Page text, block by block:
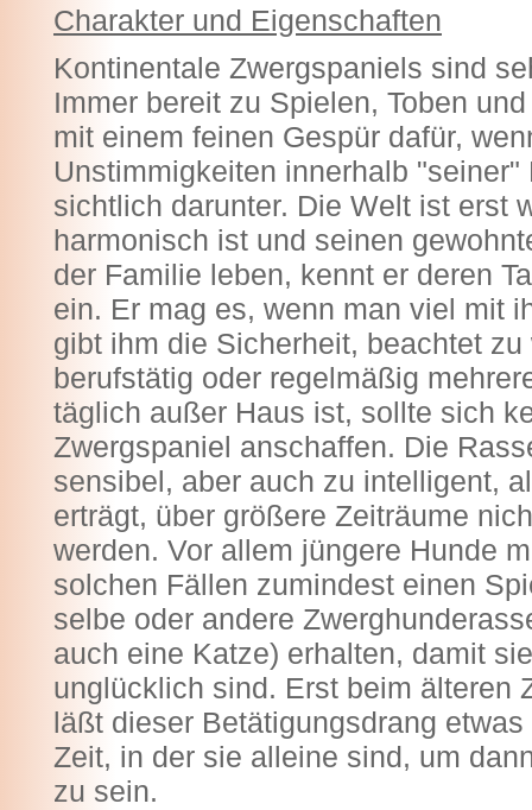
Charakter und Eigenschaften
Kontinentale Zwergspaniels sind
Immer bereit zu Spielen, Toben
mit einem feinen Gespür dafür,
Unstimmigkeiten innerhalb
sichtlich darunter. Die Welt ist erst
harmonisch ist und seinen
der Familie leben, kennt er deren
ein. Er mag es, wenn man viel mit
gibt ihm die Sicherheit, beachtet zu
berufstätig oder regelmäßig
täglich außer Haus ist, sollte sich
Zwergspaniel anschaffen. Die
sensibel, aber auch zu intelligent,
erträgt, über größere Zeiträume
werden. Vor allem jüngere Hunde
solchen Fällen zumindest einen
selbe oder andere
auch eine Katze) erhalten, damit
unglücklich sind. Erst beim älteren
läßt dieser Betätigungsdrang
Zeit, in der sie alleine sind, um
zu sein.